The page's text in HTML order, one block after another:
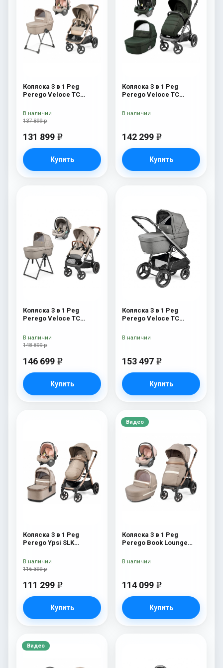
Коляска 3 в 1 Peg
Perego Veloce TC
Amour
137 899 р
131 899 e
Купить
В наличии
Коляска 3 в 1 Peg
Perego Veloce TC
142 299 e
Купить
В наличии
Коляска 3 в 1 Peg
Perego Veloce TC
New
148 899 р
146 699 e
Купить
В наличии
Коляска 3 в 1 Peg
Perego Veloce TC
Mercury
153 497 e
Купить
В наличии
Коляска 3 в 1 Peg
Perego Ypsi SLK
116 399 р
111 299 e
Купить
В наличии
Видео
Коляска 3 в 1 Peg
Perego Book Lounge
114 099 e
Купить
В наличии
Видео